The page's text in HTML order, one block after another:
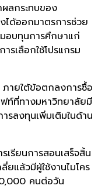
ลกระทบของ
ด้ออกมาตรการช่วย
อบทุนการศึกษาแก่
รเลือกใช้โปรแกรม
ภายใต้ข้อตกลงการซื้อ
ฟท์ที่ทางมหาวิทยาลัยมี
รลงทุนเพิ่มเติมในด้าน
เรียนการสอนเสร็จสิ้น
ยแล้วมีผู้ใช้งานไมโคร
คนต่อวัน